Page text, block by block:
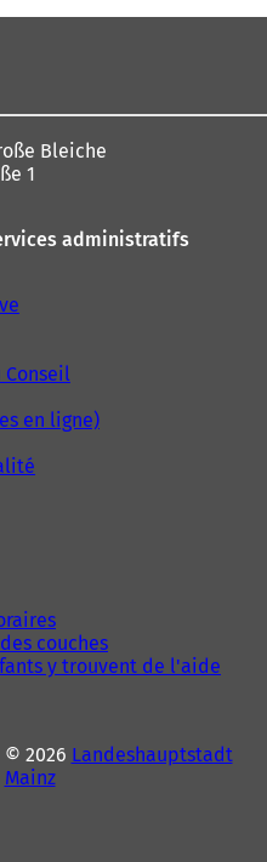
g
)
Bleiche
1
administratifs
en ligne)
couches
y trouvent de l'aide
© 2026 Landeshauptstadt
Mainz